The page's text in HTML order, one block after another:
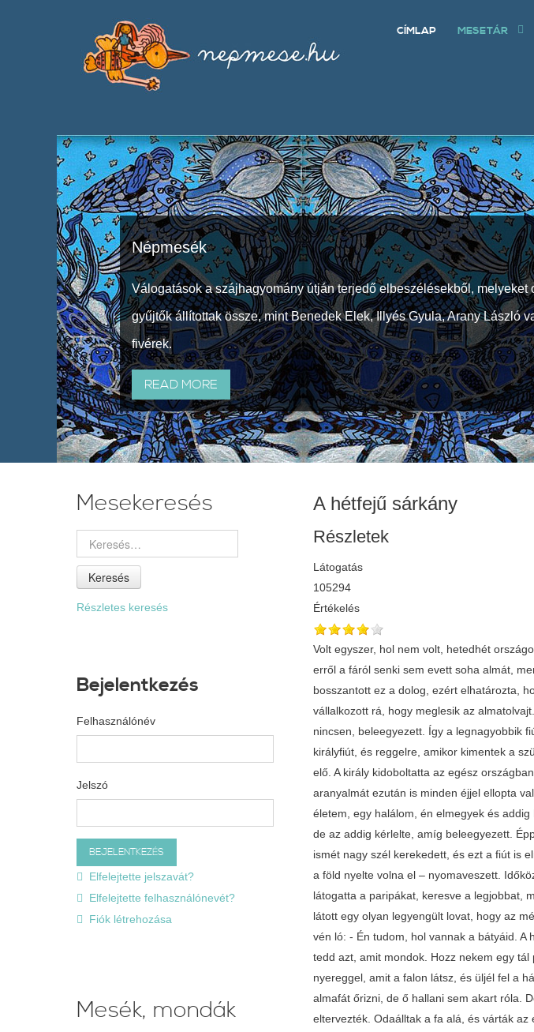
CÍMLAP MESETÁR
Népmesék
Válogatások a szájhagyomány útján terjedő elbeszélésekből, melyeket
gyűjtők állítottak össze, mint Benedek Elek, Illyés Gyula, Arany László
fivérek.
READ MORE
A hétfejű sárkány
Részletek
Látogatás
105294
Értékelés
Volt egyszer, hol nem volt, hetedhét
erről a fáról senki sem evett soha almát,
bosszantott ez a dolog, ezért elhatározta,
vállalkozott rá, hogy meglesik az
nincsen, beleegyezett. Így a legnagyobbik
királyfiút, és reggelre, amikor kimentek a
elő. A király kidoboltatta az egész
aranyalmát ezután is minden éjjel ellopta
életem, egy halálom, én elmegyek és
de az addig kérlelte, amíg beleegyezett.
ismét nagy szél kerekedett, és ezt a fiút is
a föld nyelte volna el – nyomaveszett.
látogatta a paripákat, keresve a legjobbat,
látott egy olyan legyengült lovat, hogy az
vén ló: - Én tudom, hol vannak a bátyáid.
tedd azt, amit mondok. Hozz nekem egy
nyereggel, amit a falon látsz, és üljél fel a
almafát őrizni, de ő hallani sem akart róla.
eltervezték. Odaálltak a fa alá, és várták
Mesekeresés
Keresés
Részletes keresés
Bejelentkezés
Felhasználónév
Jelszó
Elfelejtette jelszavát?
Elfelejtette felhasználónevét?
Fiók létrehozása
Mesék, mondák